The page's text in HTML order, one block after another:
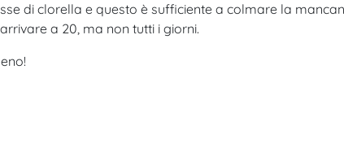
di clorella e questo è sufficiente a colmare la
a 20, ma non tutti i giorni.